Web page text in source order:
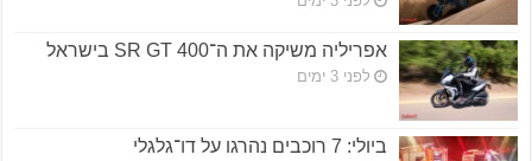
אפריליה משיקה את ה־SR GT 400 בישראל
לפני 3 ימים
ביולי: 7 רוכבים נהרגו על דו־גלגלי